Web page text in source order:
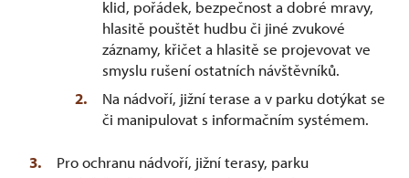
klid, pořádek, bezpečnost a dobré mravy,
hlasitě pouštět hudbu či jiné zvukové
záznamy, křičet a hlasitě se projevovat ve
smyslu rušení ostatních návštěvníků.
Na nádvoří, jižní terase a v parku dotýkat se
či manipulovat s informačním systémem.
Pro ochranu nádvoří, jižní terasy, parku